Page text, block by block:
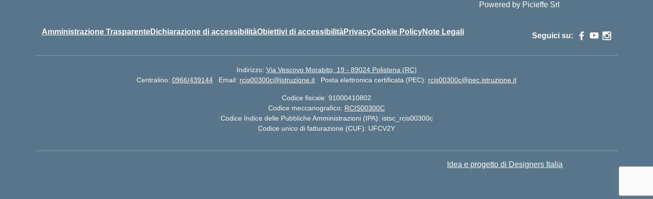
Powered by Picieffe Srl
Amministrazione TrasparenteDichiarazione di accessibilitàObiettivi di accessibilitàPrivacyCookie PolicyNote Legali Seguici su:
Indirizzo: Via Vescovo Morabito, 19 - 89024 Polistena (RC)
Centralino: 0966/439144 Email: rcis00300c@istruzione.it Posta elettronica certificata (PEC): rcis00300c@pec.istruzione.it
Codice fiscale: 91000410802
Codice meccanografico: RCIS00300C
Codice Indice delle Pubbliche Amministrazioni (IPA): istsc_rcis00300c
Codice unico di fatturazione (CUF): UFCV2Y
Idea e progetto di Designers Italia